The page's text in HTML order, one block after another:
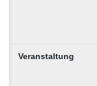
Veranstaltung